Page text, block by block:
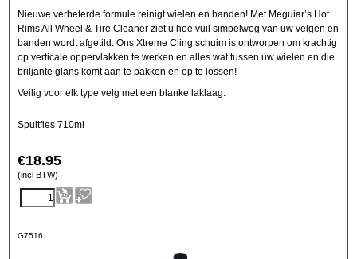
Nieuwe verbeterde formule reinigt wielen en banden! Met Meguiar’s Hot
Rims All Wheel & Tire Cleaner ziet u hoe vuil simpelweg van uw velgen en
banden wordt afgetild. Ons Xtreme Cling schuim is ontworpen om krachtig
op verticale oppervlakken te werken en alles wat tussen uw wielen en die
briljante glans komt aan te pakken en op te lossen!
Veilig voor elk type velg met een blanke laklaag.
Spuitfles 710ml
€18.95
(incl BTW)
G7516